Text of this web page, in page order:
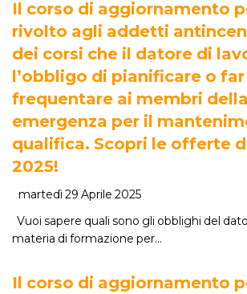
Il corso di aggiornamento
rivolto agli addetti
dei corsi che il datore di
l’obbligo di pianificare o far
frequentare ai membri
emergenza per il
qualifica. Scopri le offerte
2025!
martedì 29 Aprile 2025
Vuoi sapere quali sono gli obblighi del
materia di formazione per…
Il corso di aggiornamento